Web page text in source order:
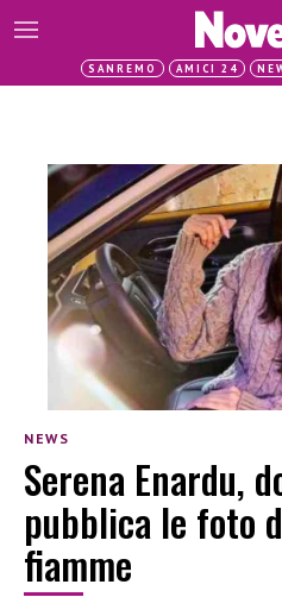
SANREMO AMICI 24
NEWS
Serena Enardu,
pubblica le foto
fiamme